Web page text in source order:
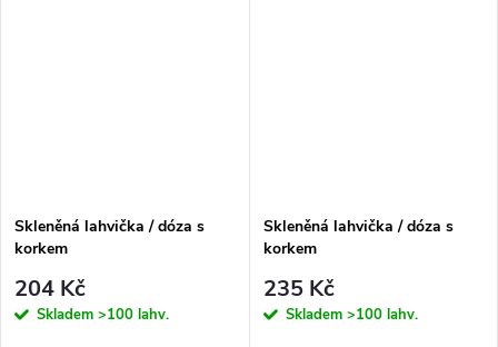
Skleněná lahvička / dóza s
korkem
204 Kč
Skladem >100 lahv.
Skleněná lahvička / dóza s
korkem
235 Kč
Skladem >100 lahv.